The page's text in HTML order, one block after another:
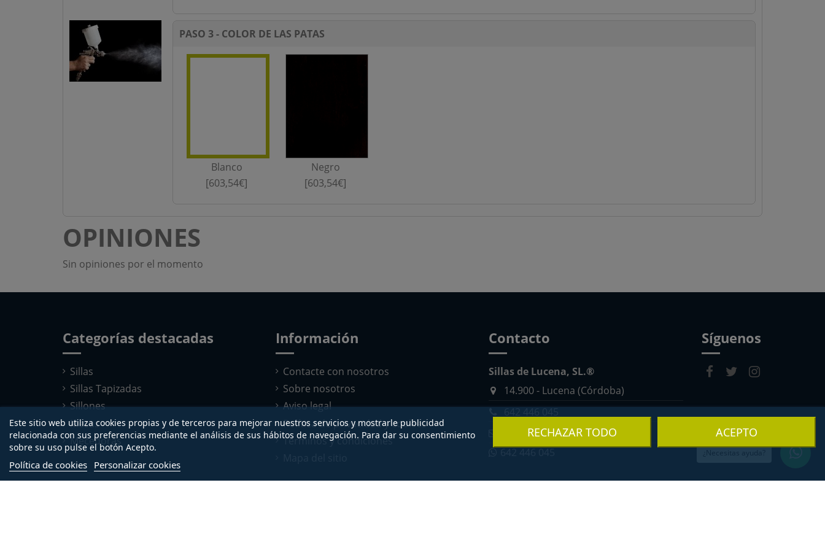
PASO 3 - COLOR DE LAS PATAS
Blanco
[603,54€]
Negro
[603,54€]
OPINIONES
Sin opiniones por el momento
Categorías destacadas
Sillas
Sillas Tapizadas
Sillones
Mesas
Mecedoras
Información
Contacte con nosotros
Sobre nosotros
Aviso legal
Política de privacidad y cookies
Términos y condiciones
Contacto
Sillas de Lucena, SL.®
14.900 - Lucena (Córdoba)
642 446 045
pedidos@sillasdelucena.com
¿Necesitas ayuda?
Este sitio web utiliza cookies propias y de terceros para mejorar nuestros servicios y mostrarle publicidad
relacionada con sus preferencias mediante el análisis de sus hábitos de navegación. Para dar su consentimiento
sobre su uso pulse el botón Acepto.
Política de cookies Personalizar cookies
RECHAZAR TODO ACEPTO
Síguenos